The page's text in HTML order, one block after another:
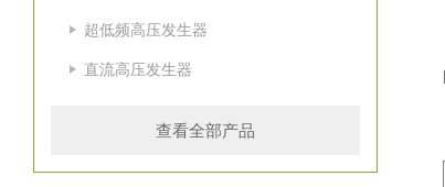
超低频高压发生器
直流高压发生器
查看全部产品